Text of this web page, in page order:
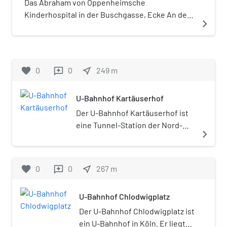
ein exzellentes Beispiel
Befestigungsbaukunst.
des Stadtteils Neustadt-Süd unter Nr.:
eingetragen.
Das Abraham von Oppenheimsche
Kinderhospital in der Buschgasse, Ecke An der
Kinderhospital.
navigate_next
favorite 0 reviews 0 near_me 249 m
U-Bahnhof Kartäuserhof
Der U-Bahnhof Kartäuserhof ist
eine Tunnel-Station der Nord-
Severinsviertel in Köln.
navigate_next
favorite 0 reviews 0 near_me 267 m
U-Bahnhof Chlodwigplatz
Der U-Bahnhof Chlodwigplatz ist
ein U-Bahnhof in Köln. Er liegt